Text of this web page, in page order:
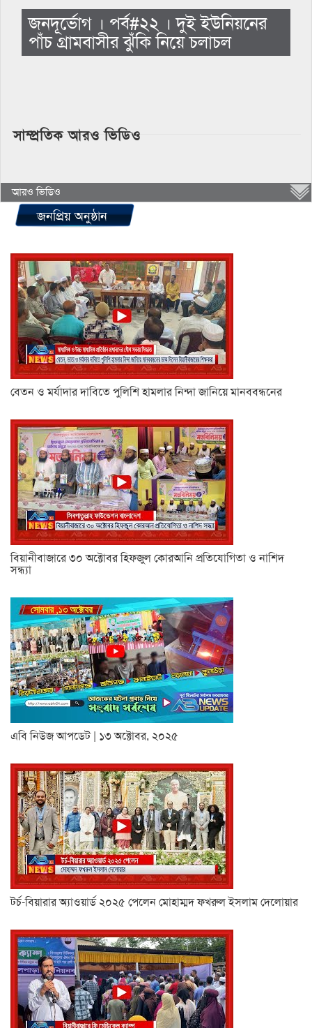
জনদূর্ভোগ । পর্ব#২২ । দুই ইউনিয়নের
পাঁচ গ্রামবাসীর ঝুঁকি নিয়ে চলাচল
সাম্প্রতিক আরও ভিডিও
আরও ভিডিও
জনপ্রিয় অনুষ্ঠান
বেতন ও মর্যাদার দাবিতে পুলিশি হামলার নিন্দা জানিয়ে মানববন্ধনের
বিয়ানীবাজারে ৩০ অক্টোবর হিফজুল কোরআনি প্রতিযোগিতা ও নাশিদ
সন্ধ্যা
এবি নিউজ আপডেট | ১৩ অক্টোবর, ২০২৫
টর্চ-বিয়ারার অ্যাওয়ার্ড ২০২৫ পেলেন মোহাম্মদ ফখরুল ইসলাম দেলোয়ার